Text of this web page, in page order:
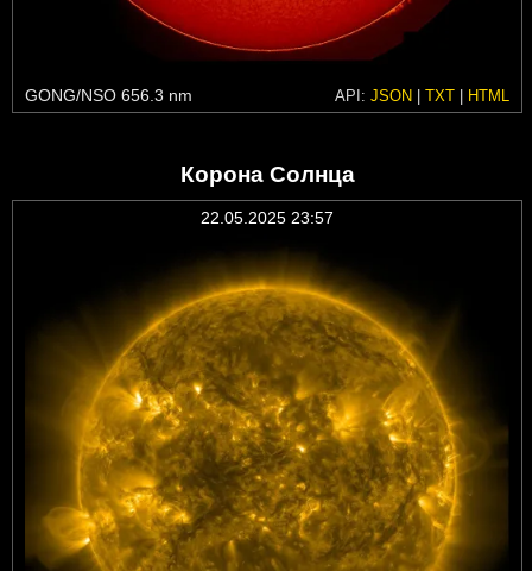
GONG/NSO 656.3 nm API: JSON | TXT | HTML
Корона Солнца
22.05.2025 23:57